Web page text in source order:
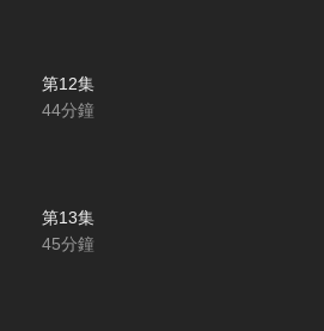
第12集
44分鐘
第13集
45分鐘